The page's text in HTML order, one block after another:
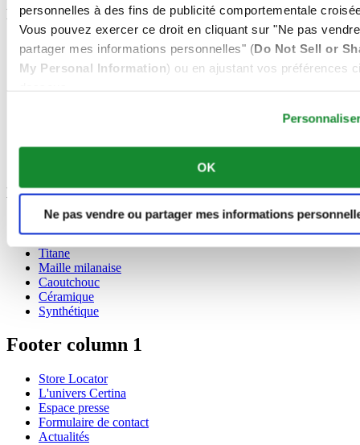
personnelles à des fins de publicité comportementale
Vous pouvez exercer ce droit en cliquant sur "Ne pas
partager mes informations personnelles" (Do Not Sell or
My Personal Information) ou en ajustant vos préférences
OK
Ne pas vendre ou partager mes informations
Fonction
3 aiguilles
Chronographe
Chronomètre
Réserve de marche de 80h
Matière
Acier inoxydable 316L
Titane
Maille milanaise
Caoutchouc
Céramique
Synthétique
Footer column 1
Store Locator
L'univers Certina
Espace presse
Formulaire de contact
Actualités